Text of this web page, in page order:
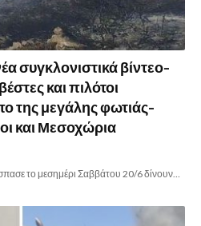
συγκλονιστικά βίντεο-
και πιλότοι
της μεγάλης φωτιάς-
και Μεσοχώρια
το μεσημέρι Σαββάτου 20/6 δίνουν…